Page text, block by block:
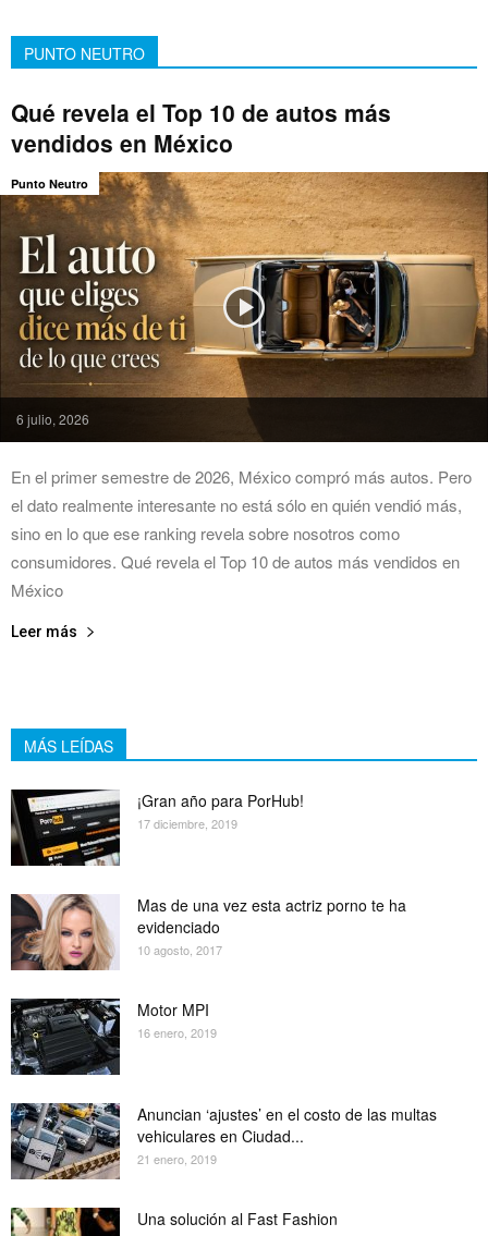
PUNTO NEUTRO
Qué revela el Top 10 de autos más
vendidos en México
6 julio, 2026
Punto Neutro
En el primer semestre de 2026, México compró más autos. Pero
el dato realmente interesante no está sólo en quién vendió más,
sino en lo que ese ranking revela sobre nosotros como
consumidores. Qué revela el Top 10 de autos más vendidos en
México
Leer más
MÁS LEÍDAS
¡Gran año para PorHub!
17 diciembre, 2019
Mas de una vez esta actriz porno te ha
evidenciado
10 agosto, 2017
Motor MPI
16 enero, 2019
Anuncian ‘ajustes’ en el costo de las multas
vehiculares en Ciudad...
21 enero, 2019
Una solución al Fast Fashion